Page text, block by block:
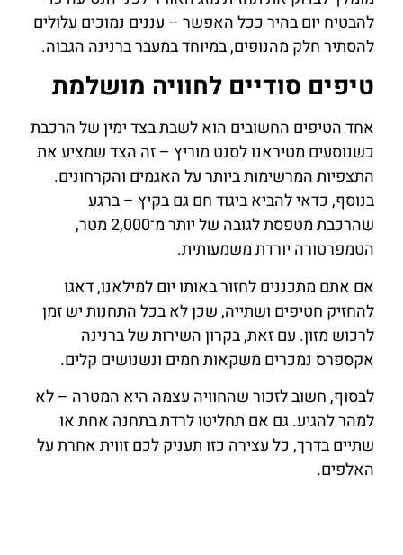
להבטיח יום בהיר ככל האפשר – עננים נמוכים עלולים
להסתיר חלק מהנופים, במיוחד במעבר ברנינה הגבוה.
טיפים סודיים לחוויה מושלמת
אחד הטיפים החשובים הוא לשבת בצד ימין של הרכבת
כשנוסעים מטיראנו לסנט מוריץ – זה הצד שמציע את
התצפיות המרשימות ביותר על האגמים והקרחונים.
בנוסף, כדאי להביא ביגוד חם גם בקיץ – ברגע
שהרכבת מטפסת לגובה של יותר מ־2,000 מטר,
הטמפרטורה יורדת משמעותית.
אם אתם מתכננים לחזור באותו יום למילאנו, דאגו
להחזיק חטיפים ושתייה, שכן לא בכל התחנות יש זמן
לרכוש מזון. עם זאת, בקרון השירות של ברנינה
אקספרס נמכרים משקאות חמים ונשנושים קלים.
לבסוף, חשוב לזכור שהחוויה עצמה היא המטרה – לא
למהר להגיע. גם אם תחליטו לרדת בתחנה אחת או
שתיים בדרך, כל עצירה כזו תעניק לכם זווית אחרת על
האלפים.